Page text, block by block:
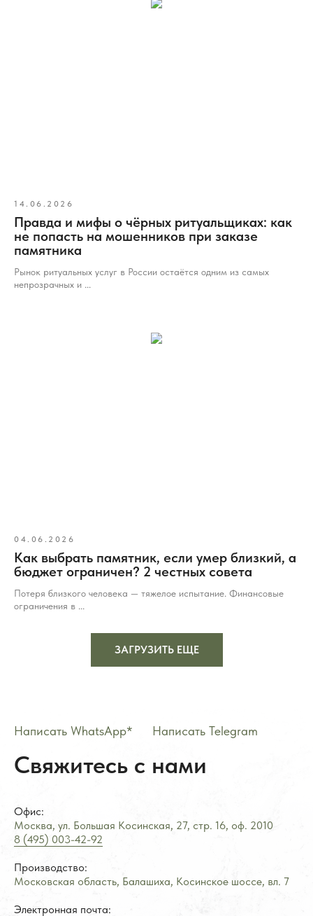
14.06.2026
Правда и мифы о чёрных ритуальщиках: как
не попасть на мошенников при заказе
памятника
Рынок ритуальных услуг в России остаётся одним из самых
непрозрачных и ...
04.06.2026
Как выбрать памятник, если умер близкий, а
бюджет ограничен? 2 честных совета
Потеря близкого человека — тяжелое испытание. Финансовые
ограничения в ...
ЗАГРУЗИТЬ ЕЩЕ
Написать WhatsApp* Написать Telegram
Свяжитесь с нами
Офис:
Москва, ул. Большая Косинская, 27, стр. 16, оф. 2010
8 (495) 003-42-92
Производство:
Московская область, Балашиха, Косинское шоссе, вл. 7
Электронная почта: